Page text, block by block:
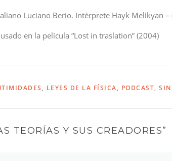
Luciano Berio. Intérprete Hayk Melikyan –
en la película “Lost in traslation” (2004)
, LEYES DE LA FÍSICA, PODCAST,
TEORÍAS Y SUS CREADORES”